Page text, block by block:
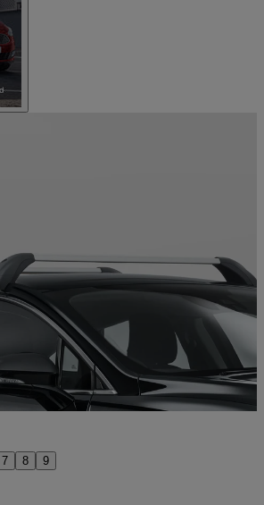
7 8 9